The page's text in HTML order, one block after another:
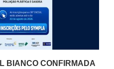
BIANCO CONFIRMADA